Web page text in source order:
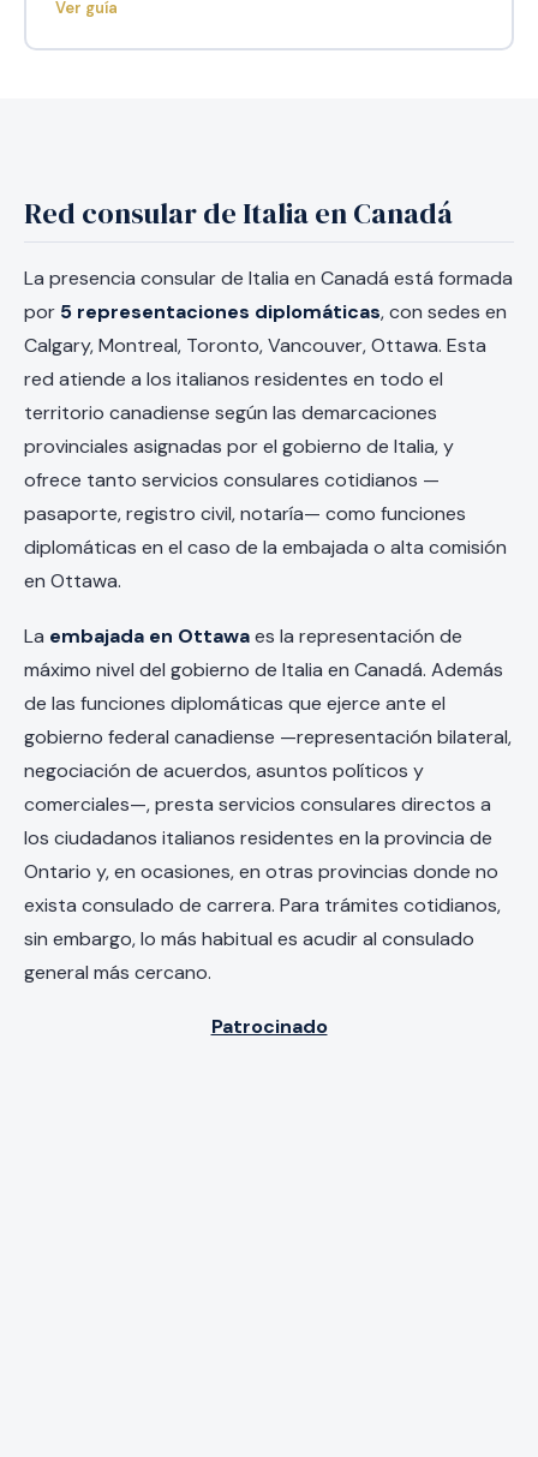
Ver guía
Red consular de Italia en Canadá
La presencia consular de Italia en Canadá está formada
por 5 representaciones diplomáticas, con sedes en
Calgary, Montreal, Toronto, Vancouver, Ottawa. Esta
red atiende a los italianos residentes en todo el
territorio canadiense según las demarcaciones
provinciales asignadas por el gobierno de Italia, y
ofrece tanto servicios consulares cotidianos —
pasaporte, registro civil, notaría— como funciones
diplomáticas en el caso de la embajada o alta comisión
en Ottawa.
La embajada en Ottawaes la representación de
máximo nivel del gobierno de Italia en Canadá. Además
de las funciones diplomáticas que ejerce ante el
gobierno federal canadiense —representación bilateral,
negociación de acuerdos, asuntos políticos y
comerciales—, presta servicios consulares directos a
los ciudadanos italianos residentes en la provincia de
Ontario y, en ocasiones, en otras provincias donde no
exista consulado de carrera. Para trámites cotidianos,
sin embargo, lo más habitual es acudir al consulado
general más cercano.